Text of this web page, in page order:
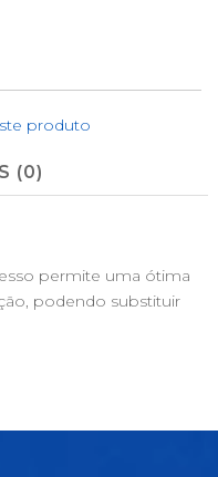
produto
(0)
permite uma ótima
podendo substituir